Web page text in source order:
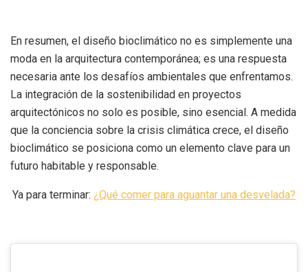
En resumen, el diseño bioclimático no es simplemente una
moda en la arquitectura contemporánea; es una respuesta
necesaria ante los desafíos ambientales que enfrentamos.
La integración de la sostenibilidad en proyectos
arquitectónicos no solo es posible, sino esencial. A medida
que la conciencia sobre la crisis climática crece, el diseño
bioclimático se posiciona como un elemento clave para un
futuro habitable y responsable.
Ya para terminar: ¿Qué comer para aguantar una desvelada?